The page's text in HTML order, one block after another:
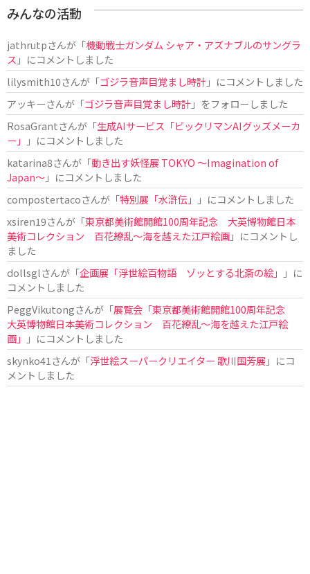
みんなの活動
jathrutpさんが「機動戦士ガンダム シャア・アズナブルのサングラ
ス 」にコメントしました
lilysmith10さんが「ゴジラ音声目覚まし時計」にコメントしました
アッキーさんが「ゴジラ音声目覚まし時計」をフォローしました
RosaGrantさんが「生成AIサービス「ビックリマンAIグッズメーカ
ー」
」にコメントしました
katarina8さんが「動き出す妖怪展 TOKYO 〜Imagination of
Japan〜」にコメントしました
compostertacoさんが「特別展「水滸伝」
」にコメントしました
xsiren19さんが「東京都美術館開館100周年記念 大英博物館日本
美術コレクション 百花繚乱～海を越えた江戸絵画」にコメントし
ました
dollsglさんが「企画展「浮世絵百物語 ゾッとする北斎の絵」
」に
コメントしました
PeggVikutongさんが「展覧会「東京都美術館開館100周年記念
大英博物館日本美術コレクション 百花繚乱〜海を越えた江戸絵
画」
」にコメントしました
skynko41 さんが「浮世絵スーパークリエイター 歌川国芳展 」にコ
メントしました